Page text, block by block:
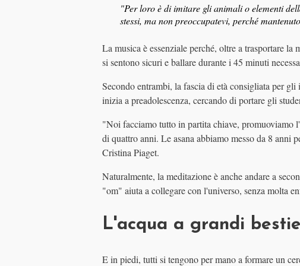
"Per loro è di imitare gli animali o elementi
stessi, ma non preoccupatevi, perché
La musica è essenziale perché, oltre a trasportare
si sentono sicuri e ballare durante i 45 minuti
Secondo entrambi, la fascia di età consigliata per
inizia a preadolescenza, cercando di portare gli
"Noi facciamo tutto in partita chiave, promuoviamo
di quattro anni. Le asana abbiamo messo da 8
Cristina Piaget.
Naturalmente, la meditazione è anche andare a
"om" aiuta a collegare con l'universo, senza molta
L'acqua a grandi bestie
E in piedi, tutti si tengono per mano a formare un